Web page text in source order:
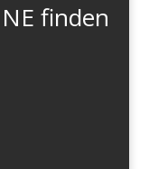
finden